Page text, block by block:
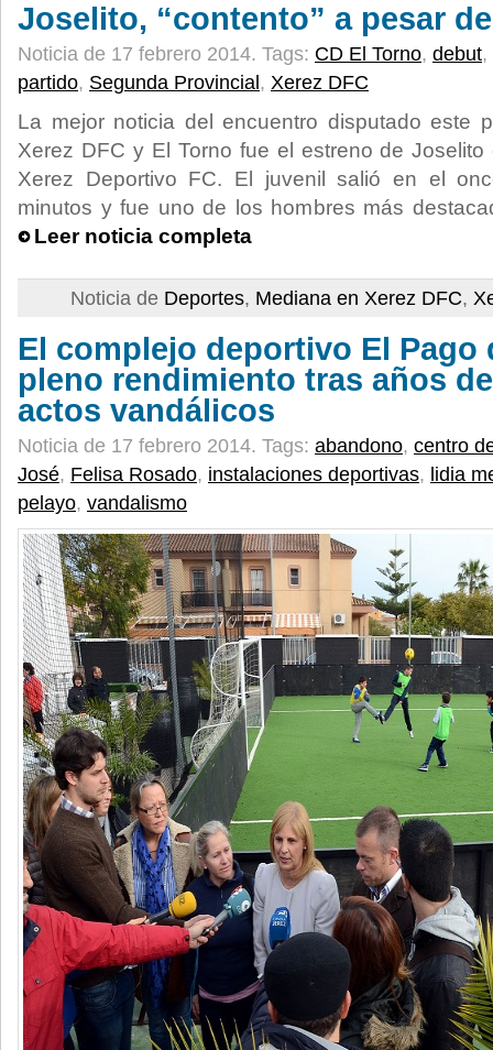
Joselito, “contento” a pesar
Noticia de 17 febrero 2014. Tags: CD El Torno, debut,
partido, Segunda Provincial , Xerez DFC
La mejor noticia del encuentro disputado este
Xerez DFC y El Torno fue el estreno de
Xerez Deportivo FC. El juvenil salió en el
minutos y fue uno de los hombres más
Leer noticia completa
Noticia de Deportes, Mediana en Xerez DFC,
El complejo deportivo El Pago
pleno rendimiento tras años
actos vandálicos
Noticia de 17 febrero 2014. Tags: abandono, centro
José, Felisa Rosado, instalaciones deportivas, lidia
pelayo, vandalismo